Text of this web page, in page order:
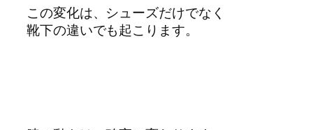
この変化は、シューズだけでなく
靴下の違いでも起こります。